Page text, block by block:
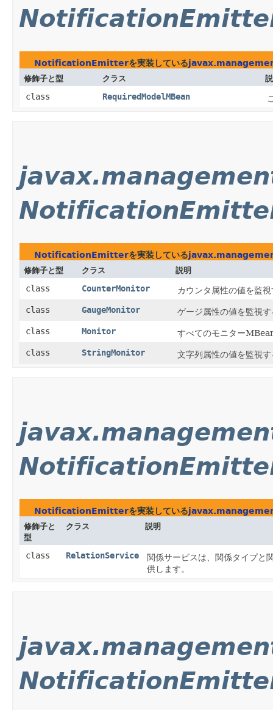
NotificationEmitterを実装している
修飾子と型 クラス
class RequiredModelMBean
NotificationEmitterを実装している
修飾子と型 クラス 説明
class CounterMonitor カウンタ属性の値を監
class GaugeMonitor ゲージ属性の値を監視
class Monitor すべてのモニター
class StringMonitor 文字列属性の値を監視
NotificationEmitterを実装している
修飾子と
型
クラス 説明
class RelationService
関係サービスは、関係タイプと
供します。